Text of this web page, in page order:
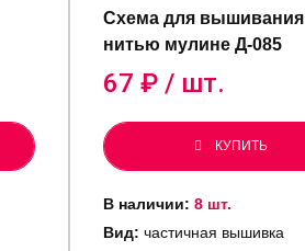
Схема для вышивания
нитью мулине Д-085
67 ₽ / шт.
КУПИТЬ
В наличии: 8 шт.
Вид: частичная вышивка